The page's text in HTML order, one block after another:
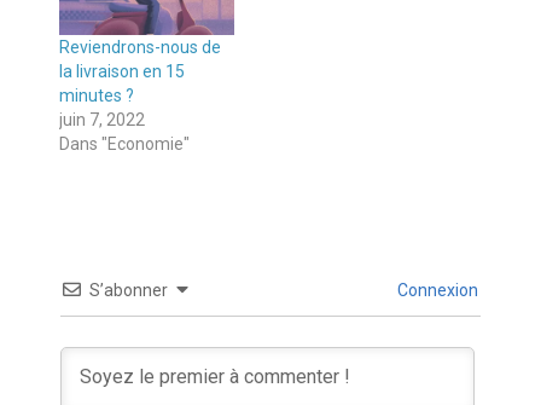
Reviendrons-nous de
la livraison en 15
minutes ?
juin 7, 2022
Dans "Economie"
S’abonner Connexion